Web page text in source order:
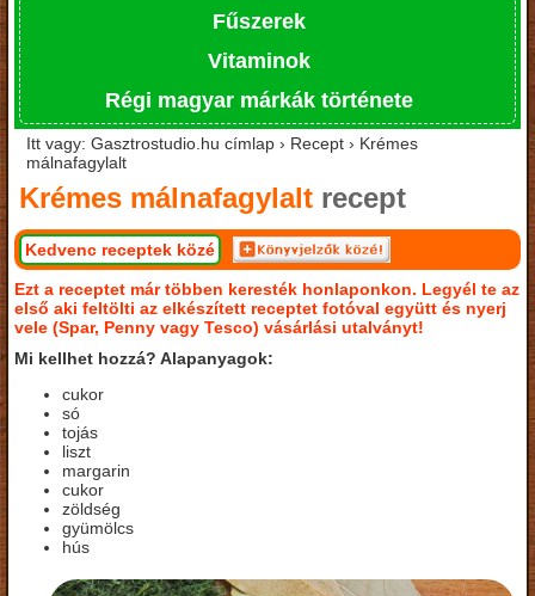
Fűszerek
Vitaminok
Régi magyar márkák története
Itt vagy: Gasztrostudio.hu címlap › Recept › Krémes
málnafagylalt
Krémes málnafagylalt recept
Kedvenc receptek közé
Ezt a receptet már többen keresték honlaponkon. Legyél te az
első aki feltölti az elkészített receptet fotóval együtt és nyerj
vele (Spar, Penny vagy Tesco) vásárlási utalványt!
Mi kellhet hozzá? Alapanyagok:
cukor
só
tojás
liszt
margarin
cukor
zöldség
gyümölcs
hús